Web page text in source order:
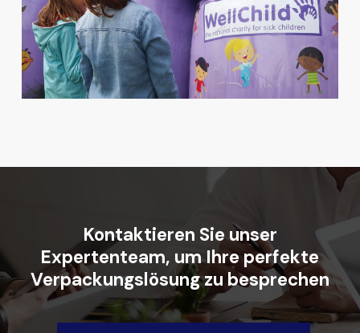
Kontaktieren Sie unser
Expertenteam, um Ihre perfekte
Verpackungslösungzu besprechen